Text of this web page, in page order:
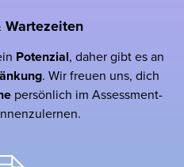
Wartezeiten
Potenzial, daher gibt es an
. Wir freuen uns, dich
persönlich im Assessment-